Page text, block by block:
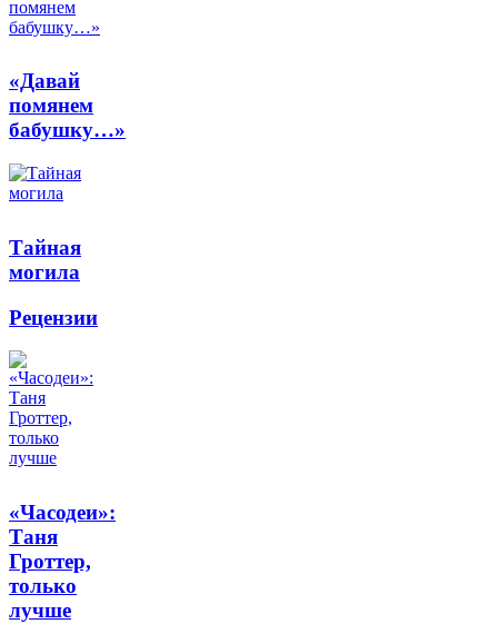
«Давай
помянем
бабушку…»
Тайная
могила
Рецензии
«Часодеи»:
Таня
Гроттер,
только
лучше